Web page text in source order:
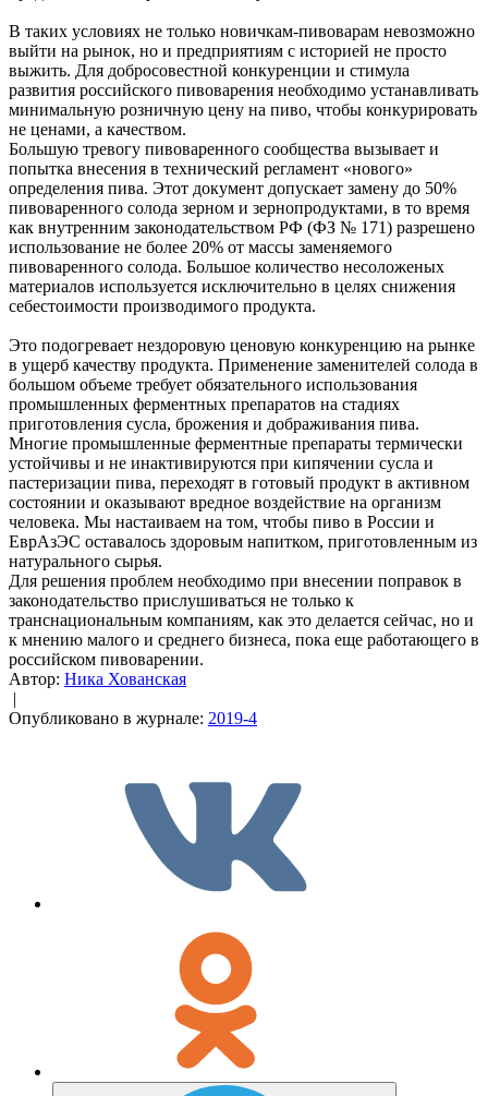
В таких условиях не только новичкам-пивоварам невозможно
выйти на рынок, но и предприятиям с историей не просто
выжить. Для добросовестной конкуренции и стимула
развития российского пивоварения необходимо устанавливать
минимальную розничную цену на пиво, чтобы конкурировать
не ценами, а качеством.
Большую тревогу пивоваренного сообщества вызывает и
попытка внесения в технический регламент «нового»
определения пива. Этот документ допускает замену до 50%
пивоваренного солода зерном и зернопродуктами, в то время
как внутренним законодательством РФ (ФЗ № 171) разрешено
использование не более 20% от массы заменяемого
пивоваренного солода. Большое количество несоложеных
материалов используется исключительно в целях снижения
себестоимости производимого продукта.
Это подогревает нездоровую ценовую конкуренцию на рынке
в ущерб качеству продукта. Применение заменителей солода в
большом объеме требует обязательного использования
промышленных ферментных препаратов на стадиях
приготовления сусла, брожения и дображивания пива.
Многие промышленные ферментные препараты термически
устойчивы и не инактивируются при кипячении сусла и
пастеризации пива, переходят в готовый продукт в активном
состоянии и оказывают вредное воздействие на организм
человека. Мы настаиваем на том, чтобы пиво в России и
ЕврАзЭС оставалось здоровым напитком, приготовленным из
натурального сырья.
Для решения проблем необходимо при внесении поправок в
законодательство прислушиваться не только к
транснациональным компаниям, как это делается сейчас, но и
к мнению малого и среднего бизнеса, пока еще работающего в
российском пивоварении.
Автор: Ника Хованская
|
Опубликовано в журнале: 2019-4